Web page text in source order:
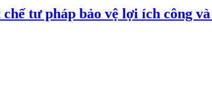
tư pháp bảo vệ lợi ích công